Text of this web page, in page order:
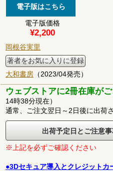
電子版価格
¥2,200
岡根谷実里
著者をお気に入りに登録
大和書房 （2023/04発売）
ウェブストアに2冊在庫がご
14時38分現在）
通常、ご注文翌日～2日後に出荷
出荷予定日とご注意
※上記を必ずご確認ください
●3Dセキュア導入とクレジットカ